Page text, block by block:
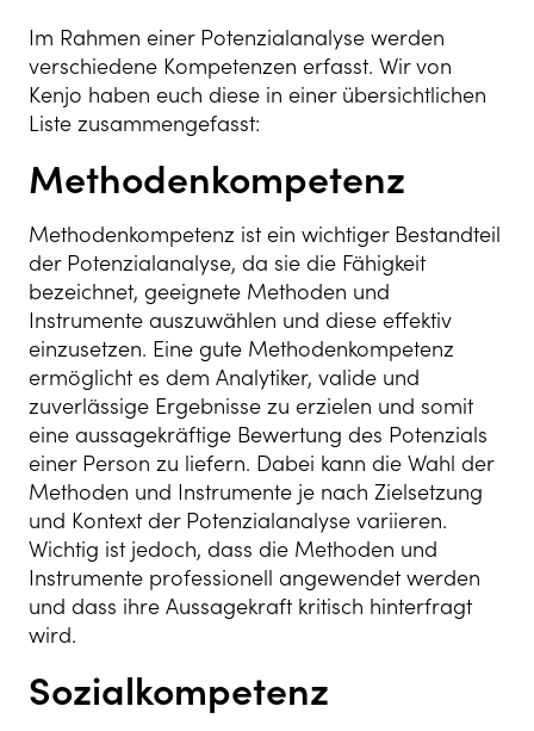
Im Rahmen einer Potenzialanalyse werden
verschiedene Kompetenzen erfasst. Wir von
Kenjo haben euch diese in einer übersichtlichen
Liste zusammengefasst:
Methodenkompetenz
Methodenkompetenz ist ein wichtiger Bestandteil
der Potenzialanalyse, da sie die Fähigkeit
bezeichnet, geeignete Methoden und
Instrumente auszuwählen und diese effektiv
einzusetzen. Eine gute Methodenkompetenz
ermöglicht es dem Analytiker, valide und
zuverlässige Ergebnisse zu erzielen und somit
eine aussagekräftige Bewertung des Potenzials
einer Person zu liefern. Dabei kann die Wahl der
Methoden und Instrumente je nach Zielsetzung
und Kontext der Potenzialanalyse variieren.
Wichtig ist jedoch, dass die Methoden und
Instrumente professionell angewendet werden
und dass ihre Aussagekraft kritisch hinterfragt
wird.
Sozialkompetenz